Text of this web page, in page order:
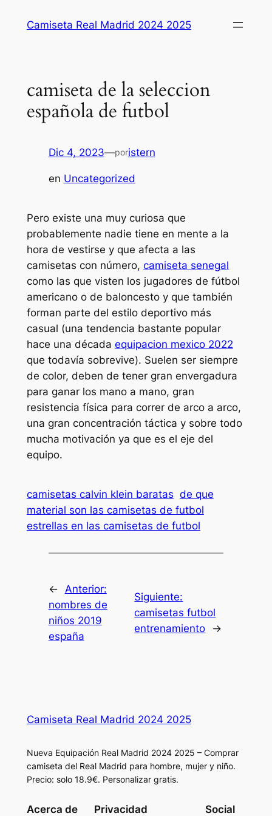
Camiseta Real Madrid 2024 2025
camiseta de la seleccion
española de futbol
Dic 4, 2023—poristern
en Uncategorized
Pero existe una muy curiosa que
probablemente nadie tiene en mente a la
hora de vestirse y que afecta a las
camisetas con número, camiseta senegal
como las que visten los jugadores de fútbol
americano o de baloncesto y que también
forman parte del estilo deportivo más
casual (una tendencia bastante popular
hace una década equipacion mexico 2022
que todavía sobrevive). Suelen ser siempre
de color, deben de tener gran envergadura
para ganar los mano a mano, gran
resistencia física para correr de arco a arco,
una gran concentración táctica y sobre todo
mucha motivación ya que es el eje del
equipo.
camisetas calvin klein baratas de que
material son las camisetas de futbol
estrellas en las camisetas de futbol
←
Anterior:
nombres de
niños 2019
españa
Siguiente:
camisetas futbol
entrenamiento
→
Camiseta Real Madrid 2024 2025
Nueva Equipación Real Madrid 2024 2025 – Comprar
camiseta del Real Madrid para hombre, mujer y niño.
Precio: solo 18.9€. Personalizar gratis.
Acerca de Privacidad Social